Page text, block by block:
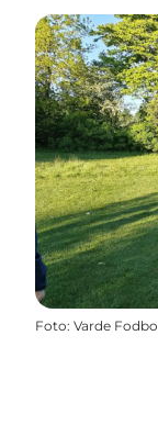
Foto: Varde